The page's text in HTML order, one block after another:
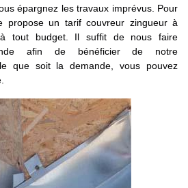
épargnez les travaux imprévus. Pour
propose un tarif couvreur zingueur à
à tout budget. Il suffit de nous faire
afin de bénéficier de notre
que soit la demande, vous pouvez